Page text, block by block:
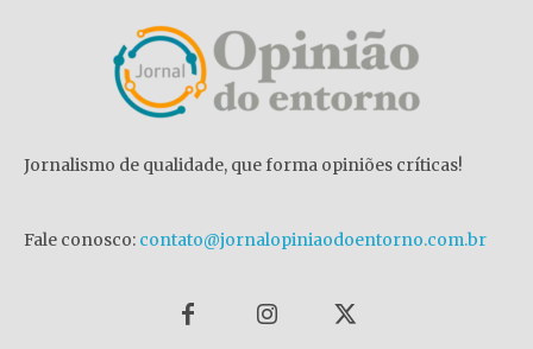
Jornalismo de qualidade, que forma opiniões críticas!
Fale conosco: contato@jornalopiniaodoentorno.com.br